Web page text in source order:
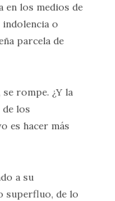
en los medios de
o
parcela de
se rompe. ¿Y la
los
es hacer más
a su
superfluo, de lo